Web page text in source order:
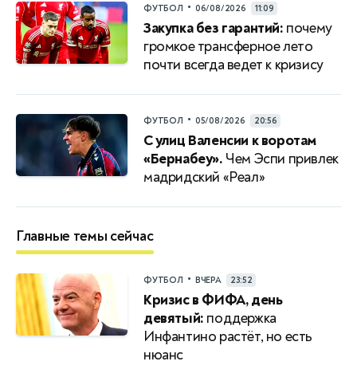
ФУТБОЛ • 06/08/2026 11:09
Закупка без гарантий: почему
громкое трансферное лето
почти всегда ведет к кризису
ФУТБОЛ • 05/08/2026 20:56
С улиц Валенсии к воротам
«Бернабеу». Чем Эспи привлек
мадридский «Реал»
Главные темы сейчас
ФУТБОЛ • ВЧЕРА 23:52
Кризис в ФИФА, день
девятый: поддержка
Инфантино растёт, но есть
нюанс